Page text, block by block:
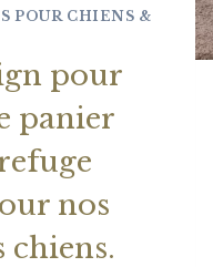
POUR CHIENS &
pour
panier
nos
chiens.